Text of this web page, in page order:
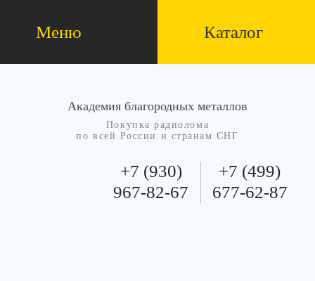
Меню Каталог
Академия благородных металлов
Покупка радиолома
по всей России и странам СНГ
+7 (930)
967-82-67
+7 (499)
677-62-87